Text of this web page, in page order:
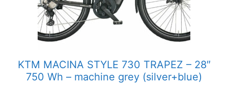
KTM MACINA STYLE 730 TRAPEZ – 28″
750 Wh – machine grey (silver+blue)